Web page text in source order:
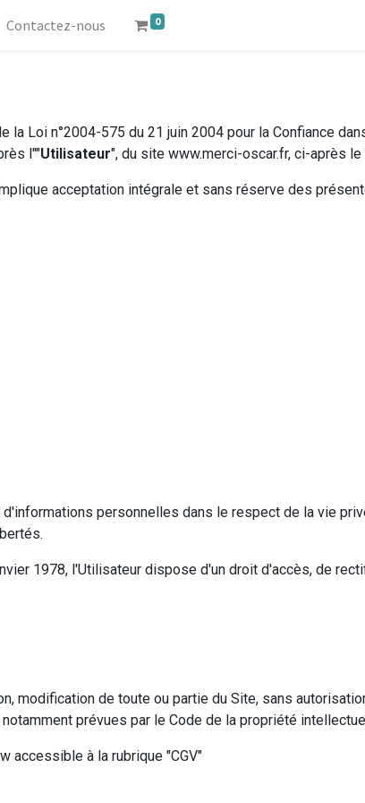
Contactez-nous 0
Loi n°2004-575 du 21 juin 2004 pour la Confiance
l""Utilisateur", du site www.merci-oscar.fr, ci-après le
acceptation intégrale et sans réserve des
personnelles dans le respect de la vie
1978, l'Utilisateur dispose d'un droit d'accès, de
modification de toute ou partie du Site , sans
prévues par le Code de la propriété
accessible à la rubrique "CGV"